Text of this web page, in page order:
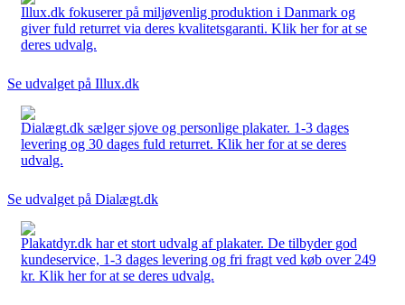
Illux.dk fokuserer på miljøvenlig produktion i Danmark og
giver fuld returret via deres kvalitetsgaranti. Klik her for at se
deres udvalg.
Se udvalget på Illux.dk
Dialægt.dk sælger sjove og personlige plakater. 1-3 dages
levering og 30 dages fuld returret. Klik her for at se deres
udvalg.
Se udvalget på Dialægt.dk
Plakatdyr.dk har et stort udvalg af plakater. De tilbyder god
kundeservice, 1-3 dages levering og fri fragt ved køb over 249
kr. Klik her for at se deres udvalg.